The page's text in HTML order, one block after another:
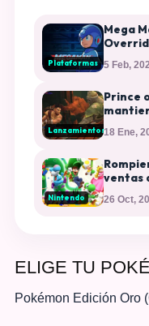
Plataformas
Mega
saga
5 Feb,
Lanzamientos
Prince
18 Ene,
Nintendo
ventas
26 Oct,
ELIGE TU
Pokémon Edición Oro